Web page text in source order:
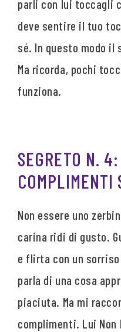
parli con lui toccagli
deve sentire il tuo
sé. In questo modo il
Ma ricorda, pochi
funziona.
SEGRETO N.
COMPLIMENTI
Non essere uno
carina ridi di gusto.
e flirta con un
parla di una cosa
piaciuta. Ma mi
complimenti. Lui Non